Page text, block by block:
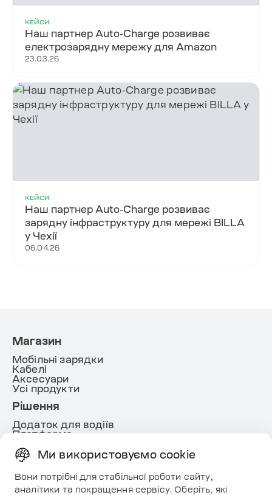
Ми використовуємо cookie
Вони потрібні для стабільної роботи сайту,
аналітики та покращення сервісу. Оберіть, які
КЕЙСИ
Наш партнер Auto-Charge розвиває
електрозарядну мережу для Amazon
23.03.26
КЕЙСИ
Наш партнер Auto-Charge розвиває
зарядну інфраструктуру для мережі BILLA
у Чехії
06.04.26
Магазин
Мобільні зарядки
Кабелі
Аксесуари
Усі продукти
Рішення
Додаток для водіїв
Платформа
Energy
Корисне
Ресурси